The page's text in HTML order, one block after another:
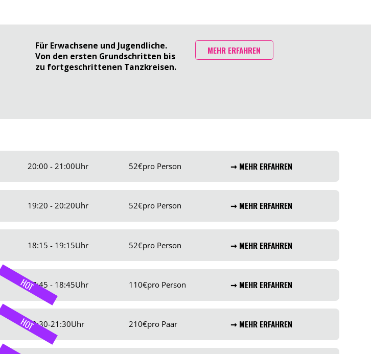
Für Erwachsene und Jugendliche.
Von den ersten Grundschritten bis
zu fortgeschrittenen Tanzkreisen.
MEHR ERFAHREN
20:00 - 21:00Uhr 52€pro Person ➞ MEHR ERFAHREN
19:20 - 20:20Uhr 52€pro Person ➞ MEHR ERFAHREN
18:15 - 19:15Uhr 52€pro Person ➞ MEHR ERFAHREN
HOT17:45 - 18:45Uhr 110€pro Person ➞ MEHR ERFAHREN
HOT20:30-21:30Uhr 210€pro Paar ➞ MEHR ERFAHREN